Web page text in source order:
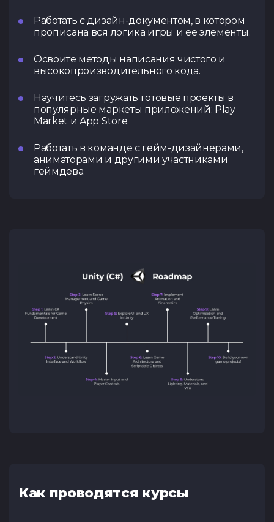
Работать с дизайн-документом, в котором
прописана вся логика игры и ее элементы.
Освоите методы написания чистого и
высокопроизводительного кода.
Научитесь загружать готовые проекты в
популярные маркеты приложений: Play
Market и App Store.
Работать в команде с гейм-дизайнерами,
аниматорами и другими участниками
геймдева.
Как проводятся курсы